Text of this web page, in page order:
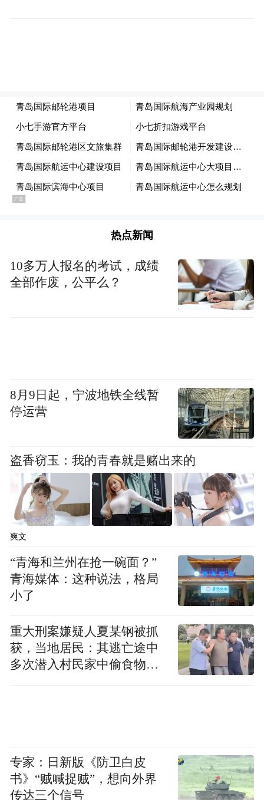
热点新闻
10多万人报名的考试，成绩
全部作废，公平么？
8月9日起，宁波地铁全线暂
停运营
盗香窃玉：我的青春就是赌出来的
爽文
“青海和兰州在抢一碗面？”
青海媒体：这种说法，格局
小了
重大刑案嫌疑人夏某钢被抓
获，当地居民：其逃亡途中
多次潜入村民家中偷食物被
专家：日新版《防卫白皮
书》“贼喊捉贼”，想向外界
传达三个信号